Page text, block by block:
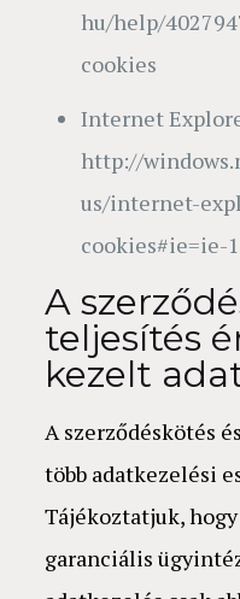
hu/help/
cookies
Internet
http://
us/internet-
cookies#ie=ie-
A
teljesítés
kezelt
A szerződéskötés
több adatkezelési
Tájékoztatjuk,
garanciális